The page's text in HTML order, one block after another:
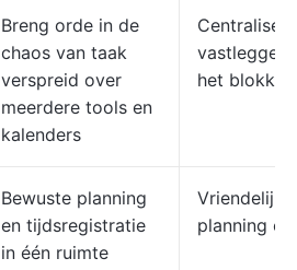
Breng orde in de
chaos van taak
verspreid over
meerdere tools en
kalenders
vastleggen
het
Bewuste planning
en tijdsregistratie
in één ruimte
planning